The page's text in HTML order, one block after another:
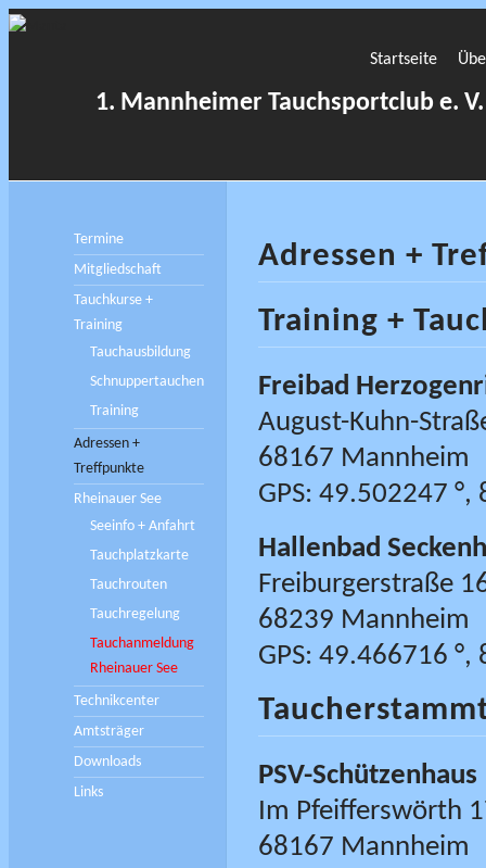
1. Mannheimer Tauchsportclub e. V.
Startseite
Termine
Mitgliedschaft
Tauchkurse +
Training
Tauchausbildung
Schnuppertauchen
Training
Adressen +
Treffpunkte
Rheinauer See
Seeinfo + Anfahrt
Tauchplatzkarte
Tauchrouten
Tauchregelung
Tauchanmeldung
Rheinauer See
Technikcenter
Amtsträger
Downloads
Links
Adressen +
Training +
Freibad
August-Kuhn-
68167 Mannheim
GPS: 49.502247 °,
Hallenbad
Freiburgerstraße
68239 Mannheim
GPS: 49.466716 °,
PSV-Schützenhaus
Im Pfeifferswörth
68167 Mannheim